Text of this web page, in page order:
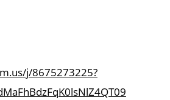
j/8675273225?